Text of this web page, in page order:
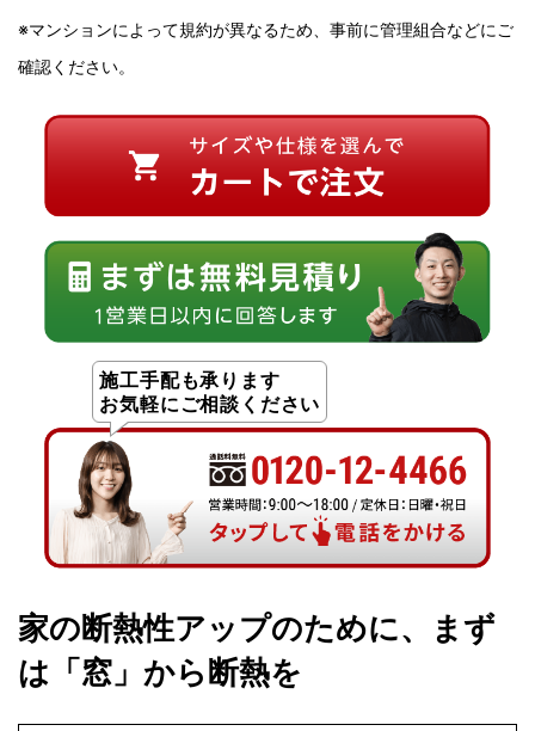
※マンションによって規約が異なるため、事前に管理組合などにご
確認ください。
施工手配も承ります
お気軽にご相談ください
家の断熱性アップのために、まず
は「窓」から断熱を